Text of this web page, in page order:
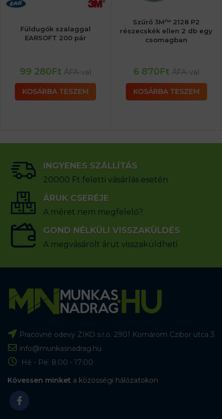
Füldugók szalaggal
EARSOFT 200 pár
99 280Ft ÁFA-val
KOSÁRBA TESZEM
Szűrő 3M™ 2128 P2
részecskék ellen 2 db egy
csomagban
6 870Ft ÁFA-val
KOSÁRBA TESZEM
INGYENES SZÁLLÍTÁS
20000 Ft feletti vásárlás esetén
ÁRUK CSERÉJE
A méret nem megfelelő?
GOND NÉLKÜLI VISSZAKÜLDÉS
A megvásárolt árut visszaküldheti
Pracovné odevy ZIKO s.r.o. 2901 Komárom Czibor utca 3
info@munkasnadrag.hu
Hé - Pé: 8:00 - 17:00
Kövessen minket a közösségi hálózatokon